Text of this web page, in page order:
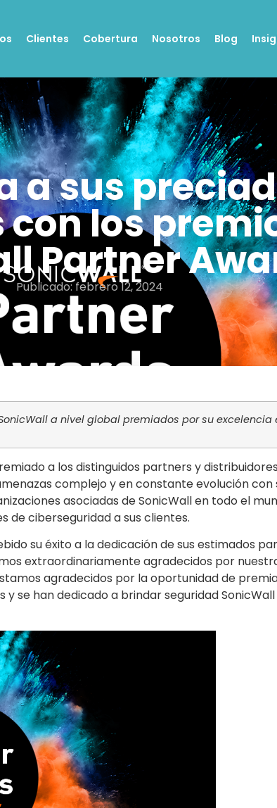
Clientes Cobertura Nosotros Blog
a sus
los
Partner
Publicado:febrero 12, 2024
a nivel global premiados por su
a los distinguidos partners y
complejo y en constante evolución con
asociadas de SonicWall en todo el
de ciberseguridad a sus clientes.
su éxito a la dedicación de sus estimados
extraordinariamente agradecidos por
agradecidos por la oportunidad de
se han dedicado a brindar seguridad